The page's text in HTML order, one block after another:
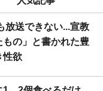
放送できない...宣教
の」と書かれた豊
性欲